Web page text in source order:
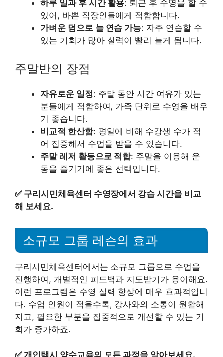
하루 일과 후 시간 활용: 퇴근 후 수영을 할 수
있어, 바쁜 직장인들에게 적합합니다.
가벼운 덤으로 늘 연습 가능: 자주 연습할 수
있는 기회가 많아 실력이 빨리 늘게 됩니다.
주말반의 장점
자유로운 일정: 주말 동안 시간 여유가 있는
분들에게 적합하여, 가족 단위로 수영을 배우
기 좋습니다.
비교적 한산함: 평일에 비해 수강생 수가 적
어 집중해서 수업을 받을 수 있습니다.
주말 레저 활동으로 적합: 주말을 이용해 운
동을 즐기기에 좋은 선택입니다.
✅ 구리시민체육센터 수영장에서 강습 시간을 비교
해 보세요.
소규모 그룹 레슨의 효과
구리시민체육센터에서는 소규모 그룹으로 수업을
진행하여, 개별적인 피드백과 지도받기가 용이해요.
이런 프로그램은 수영 실력 향상에 매우 효과적입니
다. 수업 인원이 적을수록, 강사와의 소통이 원활해
지고, 필요한 부분을 집중적으로 개선할 수 있는 기
회가 증가하죠.
✅개인택시 양수교육의 모든 과정을 알아보세요.